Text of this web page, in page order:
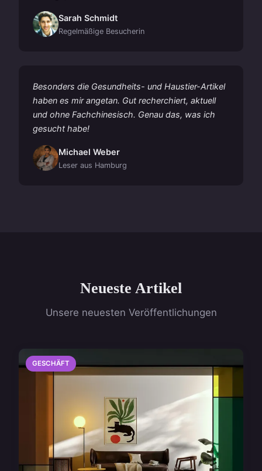
Sarah Schmidt
Regelmäßige Besucherin
Besonders die Gesundheits- und Haustier-Artikel
haben es mir angetan. Gut recherchiert, aktuell
und ohne Fachchinesisch. Genau das, was ich
gesucht habe!
Michael Weber
Leser aus Hamburg
Neueste Artikel
Unsere neuesten Veröffentlichungen
GESCHÄFT